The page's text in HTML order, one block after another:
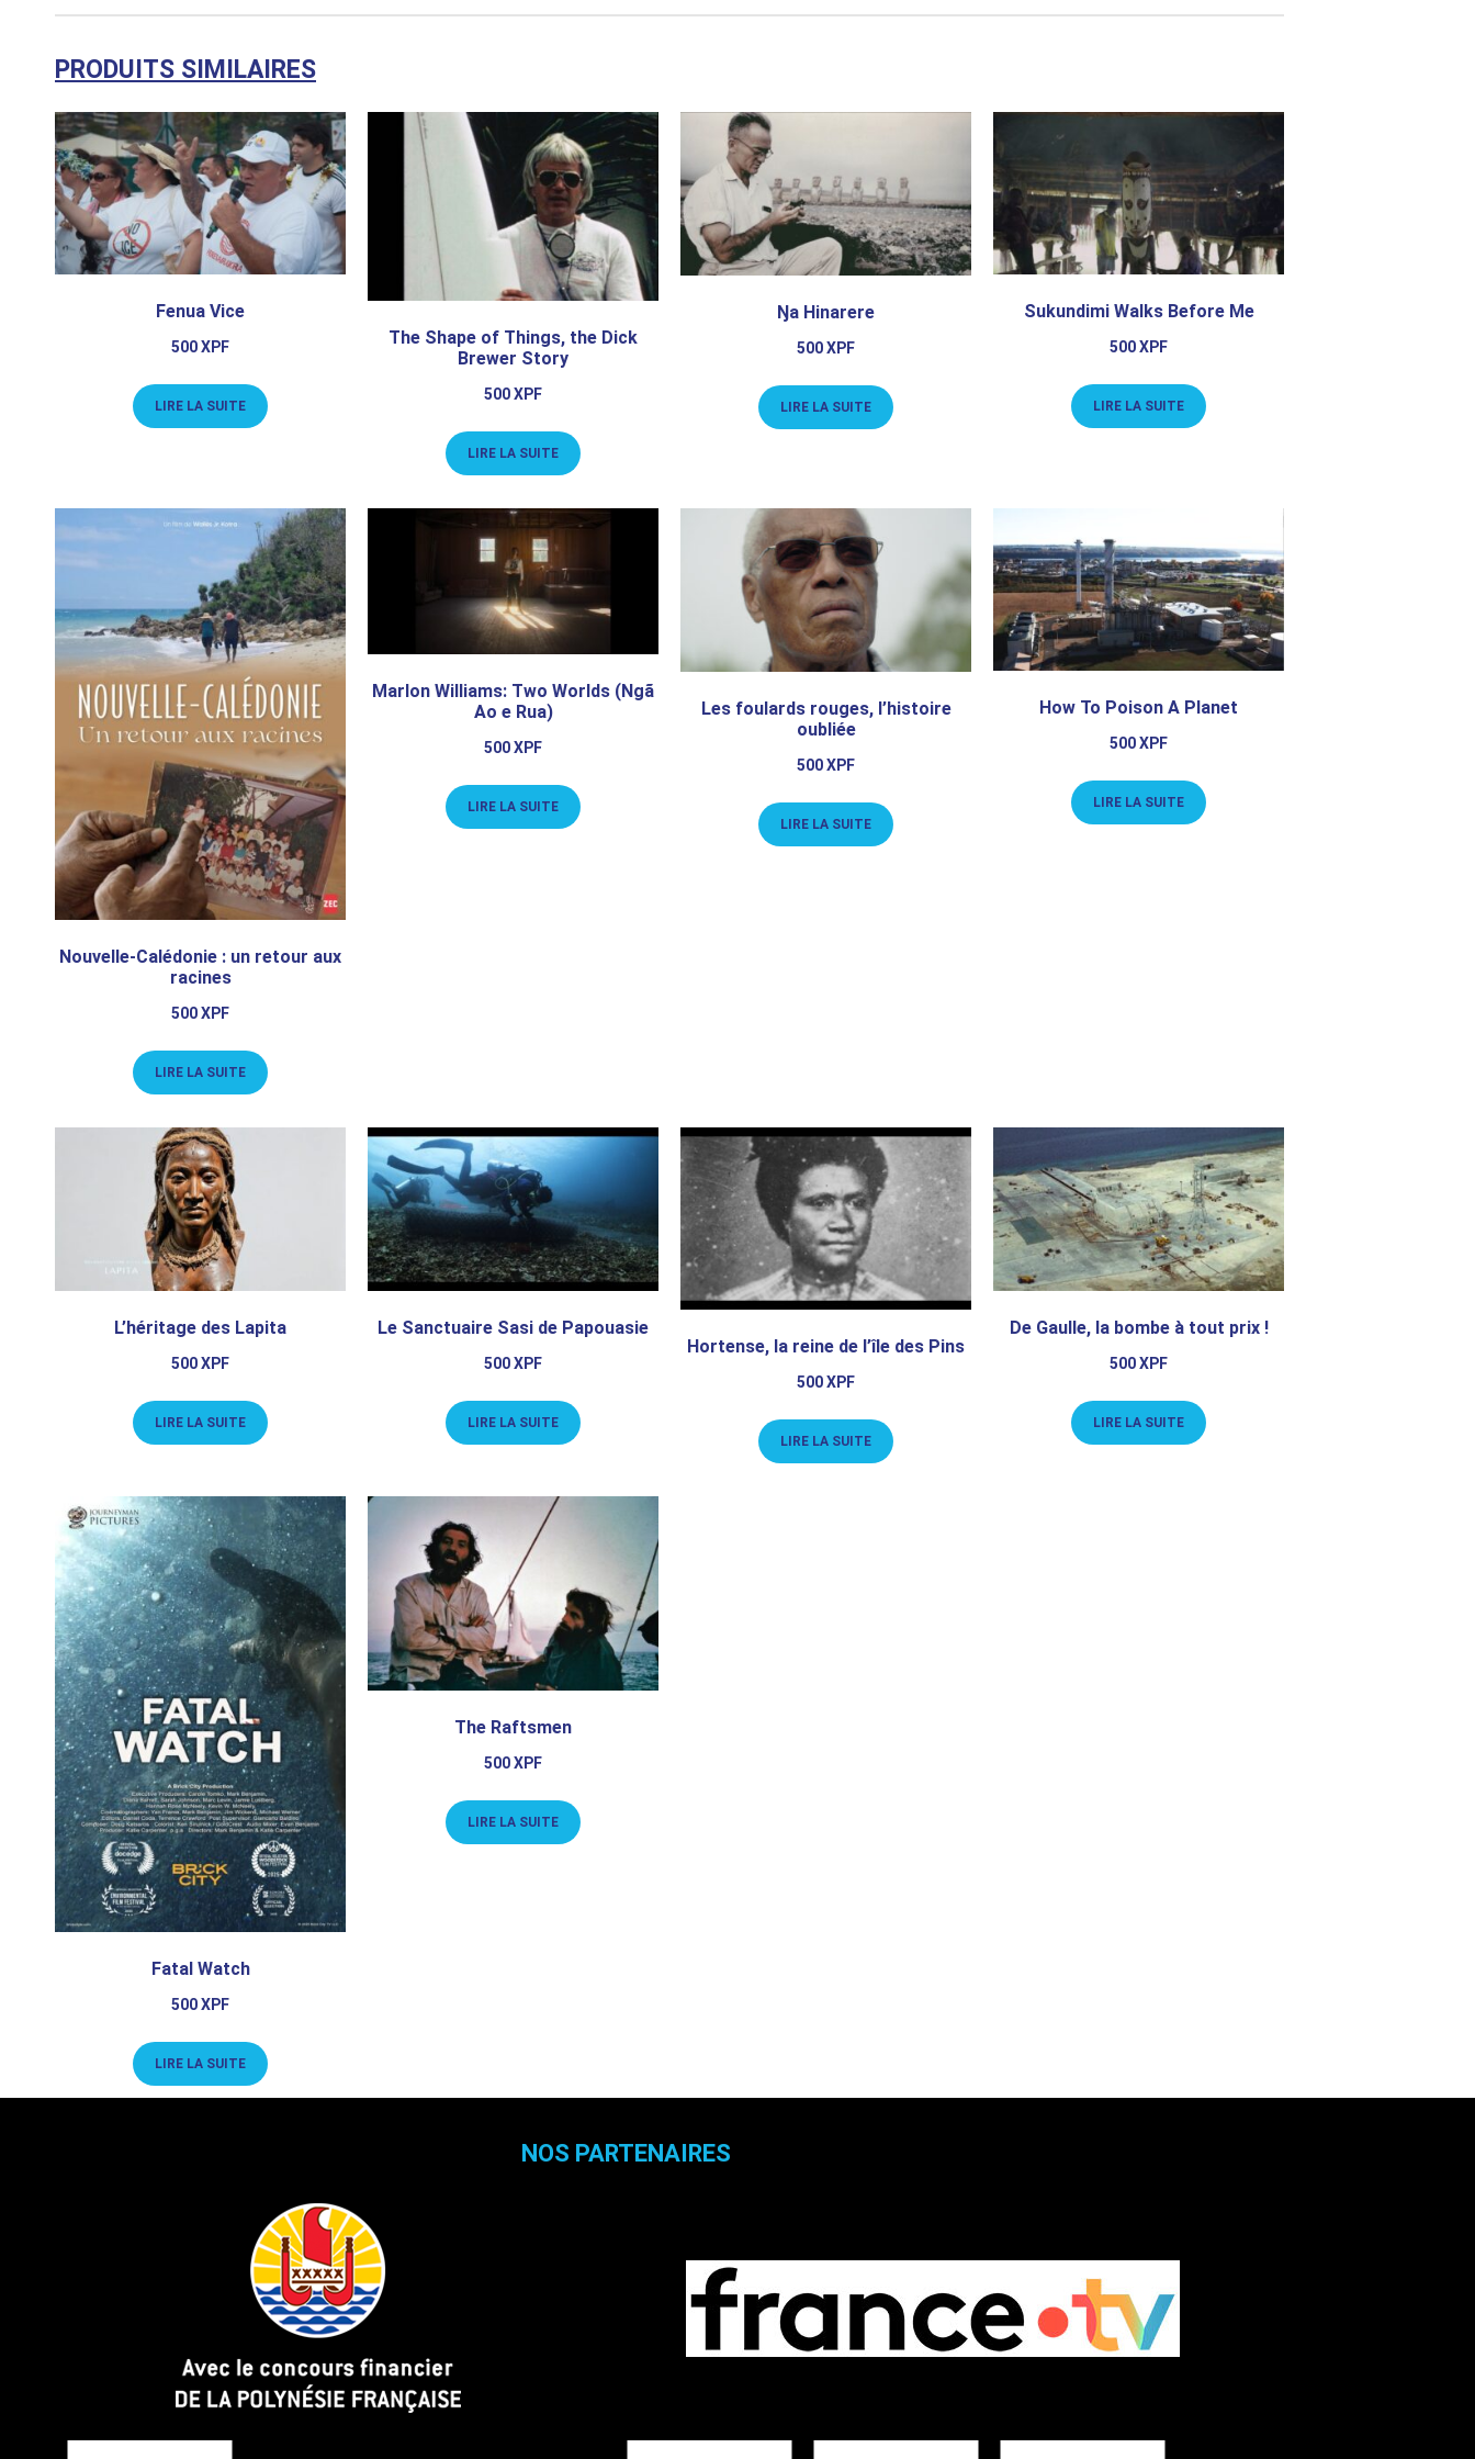
PRODUITS SIMILAIRES
Fenua Vice
500XPF
LIRE LA SUITE
The Shape of Things, the Dick
Brewer Story
500XPF
LIRE LA SUITE
Ŋa Hinarere
500XPF
LIRE LA SUITE
Sukundimi Walks Before Me
500XPF
LIRE LA SUITE
Nouvelle-Calédonie : un retour aux
racines
500XPF
LIRE LA SUITE
Marlon Williams: Two Worlds (Ngã
Ao e Rua)
500XPF
LIRE LA SUITE
Les foulards rouges, l’histoire
oubliée
500XPF
LIRE LA SUITE
How To Poison A Planet
500XPF
LIRE LA SUITE
L’héritage des Lapita
500XPF
LIRE LA SUITE
Le Sanctuaire Sasi de Papouasie
500XPF
LIRE LA SUITE
Hortense, la reine de l’île des Pins
500XPF
LIRE LA SUITE
De Gaulle, la bombe à tout prix !
500XPF
LIRE LA SUITE
Fatal Watch
500XPF
LIRE LA SUITE
The Raftsmen
500XPF
LIRE LA SUITE
NOS PARTENAIRES